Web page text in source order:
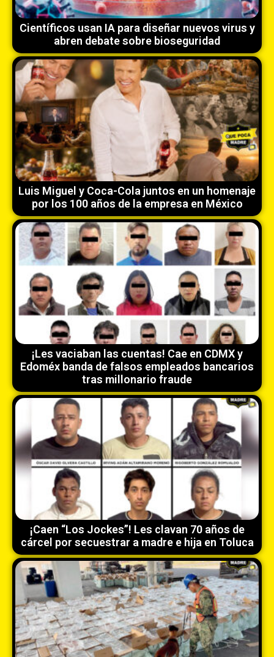
Científicos usan IA para diseñar nuevos virus y
abren debate sobre bioseguridad
Luis Miguel y Coca-Cola juntos en un homenaje
por los 100 años de la empresa en México
¡Les vaciaban las cuentas! Cae en CDMX y
Edoméx banda de falsos empleados bancarios
tras millonario fraude
¡Caen “Los Jockes”! Les clavan 70 años de
cárcel por secuestrar a madre e hija en Toluca